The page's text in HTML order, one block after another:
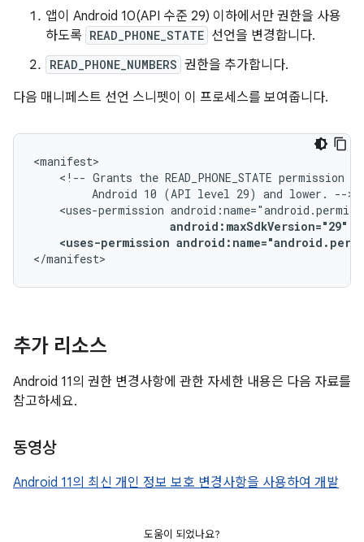
앱이 Android 10(API 수준 29) 이하에서만 권한을 사용
하도록 READ_PHONE_STATE 선언을 변경합니다.
READ_PHONE_NUMBERS 권한을 추가합니다.
다음 매니페스트 선언 스니펫이 이 프로세스를 보여줍니다.
<!-- Grants the READ_PHONE_STATE permission
Android 10 (API level 29) and lower.
<uses-permission
android:maxSdkVersion="29"
<uses-permission
</manifest>
추가 리소스
Android 11의 권한 변경사항에 관한 자세한 내용은 다음 자료를
참고하세요.
동영상
Android 11의 최신 개인 정보 보호 변경사항을 사용하여 개발
도움이 되었나요?